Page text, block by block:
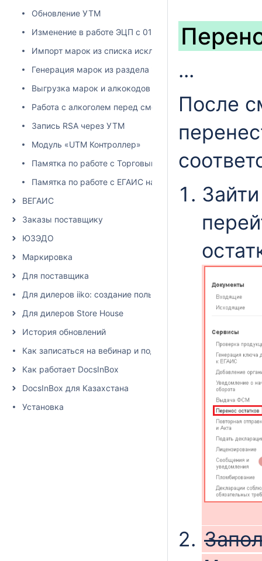
Обновление УТМ
Изменение в работе ЭЦП с 01.06.2024
Импорт марок из списка исключений
Генерация марок из раздела "остатки ЕГАИС"
Выгрузка марок и алкокодов из учетной системы
Работа с алкоголем перед сменой юридического лица
Запись RSA через УТМ
Модуль «UTM Контроллер»
Памятка по работе с Торговым залом
Памятка по работе с ЕГАИС накладными
ВЕГАИС
Заказы поставщику
ЮЗЭДО
Маркировка
Для поставщика
Для дилеров iiko: создание пользователя и настройка
Для дилеров Store House
История обновлений
Как записаться на вебинар и подписаться на рассылку
Как работает DocsInBox
DocsInBox для Казахстана
Установка
...
После